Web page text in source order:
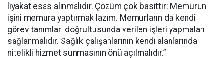
liyakat esas alınmalıdır. Çözüm çok basittir: Memurun
işini memura yaptırmak lazım. Memurların da kendi
görev tanımları doğrultusunda verilen işleri yapmaları
sağlanmalıdır. Sağlık çalışanlarının kendi alanlarında
nitelikli hizmet sunmasının önü açılmalıdır.”